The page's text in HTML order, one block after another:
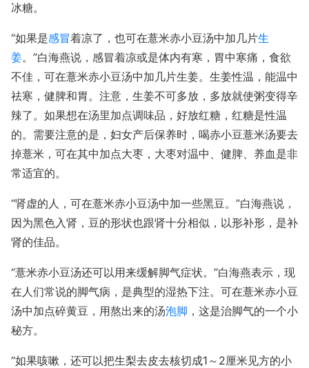
冰糖。
“如果是感冒着凉了，也可在薏米赤小豆汤中加几片生
姜。”白海燕说，感冒着凉或是体内有寒，胃中寒痛，食欲
不佳，可在薏米赤小豆汤中加几片生姜。生姜性温，能温中
祛寒，健脾和胃。注意，生姜不可多放，多放就使粥变得辛
辣了。如果想在汤里加点调味品，好放红糖，红糖是性温
的。需要注意的是，妇女产后保养时，喝赤小豆薏米汤要去
掉薏米，可在其中加点大枣，大枣对温中、健脾、养血是非
常适宜的。
“肾虚的人，可在薏米赤小豆汤中加一些黑豆。”白海燕说，
因为黑色入肾，豆的形状也跟肾十分相似，以形补形，是补
肾的佳品。
“薏米赤小豆汤还可以用来缓解脚气症状。”白海燕表示，现
在人们常说的脚气病，是典型的湿热下注。可在薏米赤小豆
汤中加点碎黄豆，用熬出来的汤泡脚 ，这是治脚气的一个小
秘方。
“如果咳嗽，还可以把生梨去皮去核切成1～2厘米见方的小